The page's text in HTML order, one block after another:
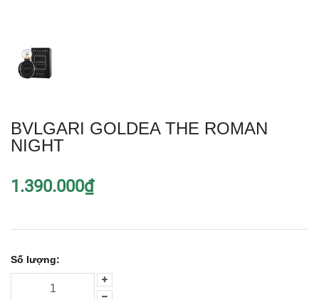
BVLGARI GOLDEA THE ROMAN
NIGHT
1.390.000₫
Số lượng: